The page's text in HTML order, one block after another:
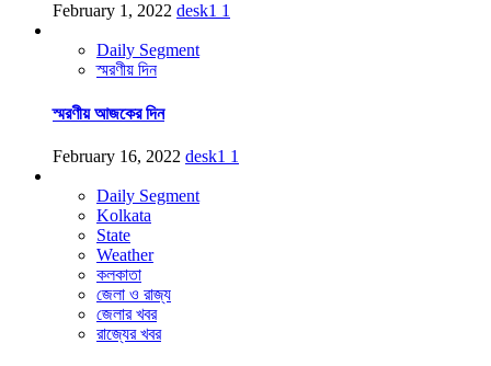
February 1, 2022 desk1 1
Daily Segment
স্মরণীয় দিন
স্মরণীয় আজকের দিন
February 16, 2022 desk1 1
Daily Segment
Kolkata
State
Weather
কলকাতা
জেলা ও রাজ্য
জেলার খবর
রাজ্যের খবর